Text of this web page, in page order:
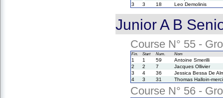
3
3 18 Leo Demolinis
Junior A B
Course N° 55 -
Fin. Start Num. Nom
1 1 59
Antoine Smerilli
2
2 7
Jacques Ollivier
3
4 36
Jessica Bessa De
4
3 31 Thomas Halloin-
Course N° 56 -